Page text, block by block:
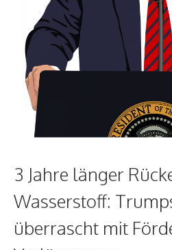
3 Jahre länger
Wasserstoff:
überrascht mit